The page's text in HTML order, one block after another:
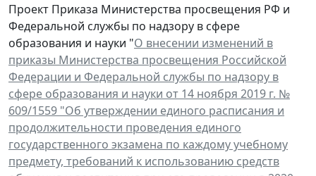
Проект Приказа Министерства просвещения РФ и
Федеральной службы по надзору в сфере
образования и науки "О внесении изменений в
приказы Министерства просвещения Российской
Федерации и Федеральной службы по надзору в
сфере образования и науки от 14 ноября 2019 г. №
609/1559 "Об утверждении единого расписания и
продолжительности проведения единого
государственного экзамена по каждому учебному
предмету, требований к использованию средств